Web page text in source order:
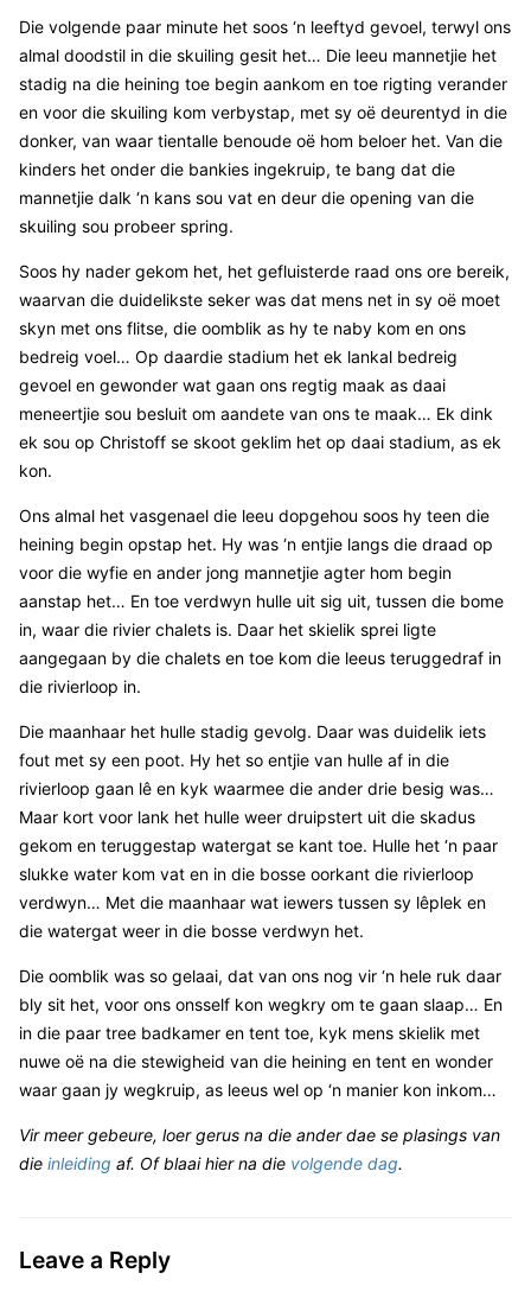
Die volgende paar minute het soos ‘n leeftyd gevoel, terwyl ons
almal doodstil in die skuiling gesit het… Die leeu mannetjie het
stadig na die heining toe begin aankom en toe rigting verander
en voor die skuiling kom verbystap, met sy oë deurentyd in die
donker, van waar tientalle benoude oë hom beloer het. Van die
kinders het onder die bankies ingekruip, te bang dat die
mannetjie dalk ‘n kans sou vat en deur die opening van die
skuiling sou probeer spring.
Soos hy nader gekom het, het gefluisterde raad ons ore bereik,
waarvan die duidelikste seker was dat mens net in sy oë moet
skyn met ons flitse, die oomblik as hy te naby kom en ons
bedreig voel… Op daardie stadium het ek lankal bedreig
gevoel en gewonder wat gaan ons regtig maak as daai
meneertjie sou besluit om aandete van ons te maak… Ek dink
ek sou op Christoff se skoot geklim het op daai stadium, as ek
kon.
Ons almal het vasgenael die leeu dopgehou soos hy teen die
heining begin opstap het. Hy was ‘n entjie langs die draad op
voor die wyfie en ander jong mannetjie agter hom begin
aanstap het… En toe verdwyn hulle uit sig uit, tussen die bome
in, waar die rivier chalets is. Daar het skielik sprei ligte
aangegaan by die chalets en toe kom die leeus teruggedraf in
die rivierloop in.
Die maanhaar het hulle stadig gevolg. Daar was duidelik iets
fout met sy een poot. Hy het so entjie van hulle af in die
rivierloop gaan lê en kyk waarmee die ander drie besig was…
Maar kort voor lank het hulle weer druipstert uit die skadus
gekom en teruggestap watergat se kant toe. Hulle het ‘n paar
slukke water kom vat en in die bosse oorkant die rivierloop
verdwyn… Met die maanhaar wat iewers tussen sy lêplek en
die watergat weer in die bosse verdwyn het.
Die oomblik was so gelaai, dat van ons nog vir ‘n hele ruk daar
bly sit het, voor ons onsself kon wegkry om te gaan slaap… En
in die paar tree badkamer en tent toe, kyk mens skielik met
nuwe oë na die stewigheid van die heining en tent en wonder
waar gaan jy wegkruip, as leeus wel op ‘n manier kon inkom…
Vir meer gebeure, loer gerus na die ander dae se plasings van
die inleiding af. Of blaai hier na die volgende dag.
Leave a Reply